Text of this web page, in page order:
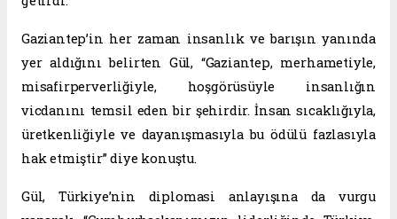
Gaziantep’in her zaman insanlık ve barışın yanında
yer aldığını belirten Gül, “Gaziantep, merhametiyle,
misafirperverliğiyle, hoşgörüsüyle insanlığın
vicdanını temsil eden bir şehirdir. İnsan sıcaklığıyla,
üretkenliğiyle ve dayanışmasıyla bu ödülü fazlasıyla
hak etmiştir” diye konuştu.
Gül, Türkiye’nin diplomasi anlayışına da vurgu